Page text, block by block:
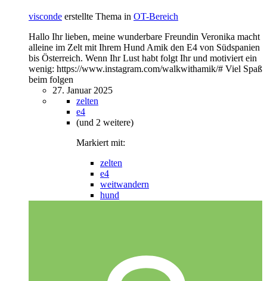
visconde erstellte Thema in OT-Bereich
Hallo Ihr lieben, meine wunderbare Freundin Veronika macht
alleine im Zelt mit Ihrem Hund Amik den E4 von Südspanien
bis Österreich. Wenn Ihr Lust habt folgt Ihr und motiviert ein
wenig: https://www.instagram.com/walkwithamik/# Viel Spaß
beim folgen
27. Januar 2025
zelten
e4
(und 2 weitere)
Markiert mit:
zelten
e4
weitwandern
hund